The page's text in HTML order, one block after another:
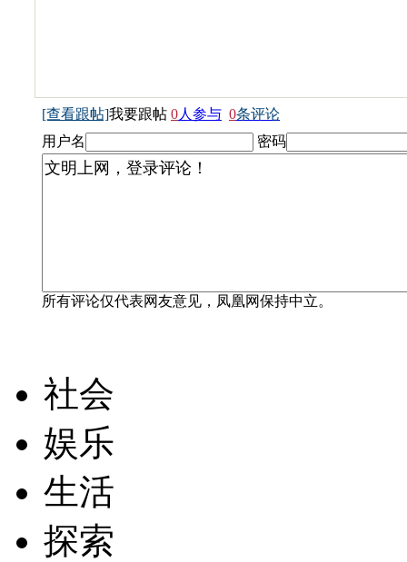
[查看跟帖]我要跟帖 0人参与 0条评论
用户名
密码
所有评论仅代表网友意见，凤凰网保持中立。
社会
娱乐
生活
探索